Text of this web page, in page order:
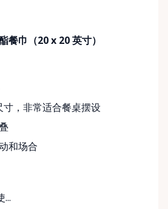
餐巾（20 x 20 英寸）
寸，非常适合餐桌摆设
和场合
...